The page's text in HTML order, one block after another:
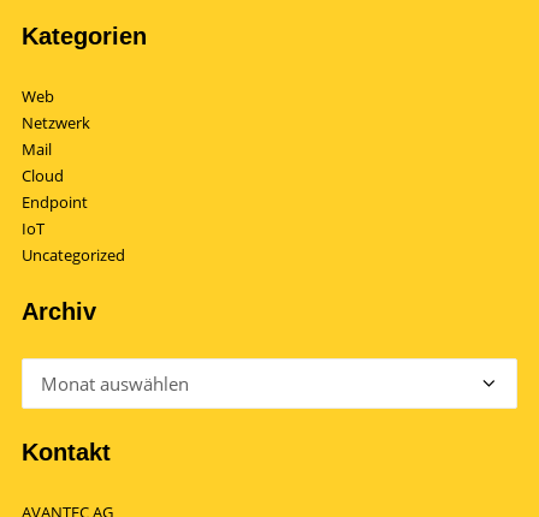
Kategorien
Web
Netzwerk
Mail
Cloud
Endpoint
IoT
Uncategorized
Archiv
Kontakt
AVANTEC AG